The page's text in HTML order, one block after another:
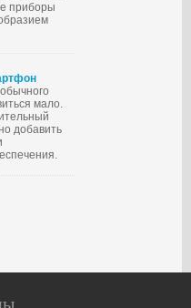
приборы
мало.
добавить